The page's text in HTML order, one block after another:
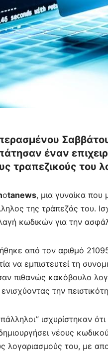
έναν
τραπεζικούς του
otanews, μια γυναίκα που
της τράπεζάς του.
κωδικών για την
από τον αριθμό
να εμπιστευτεί τη
πιθανώς κακόβουλο
την
ισχυρίστηκαν
νέους
λογαριασμούς του, με